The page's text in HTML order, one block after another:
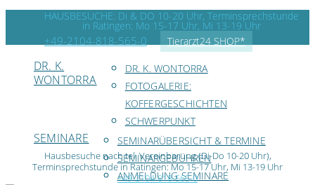
HAUSBESUCHE: Di & DO 10-20 Uhr, Terminsprechstunde
in Ratingen: Mo 15-17 Uhr, Mi 13-19 Uhr
+49-2104-818-565-0 Tierarzt24 SHOP*
DR. K.
WONTORRA
DR. K. WONTORRA
FOTOGALERIE:
KOFFERGESCHICHTEN
SCHWERPUNKT
SEMINARE
SEMINARÜBERSICHT & TERMINE
SEMINARGEBÜHREN
ANMELDUNG SEMINARE
Hausbesuche nach tel. Vereinbarung (Di-Do 10-20 Uhr),
Terminsprechstunde in Ratingen: Mo 15-17 Uhr, Mi 13-19 Uhr
+49-2104-818-565-0